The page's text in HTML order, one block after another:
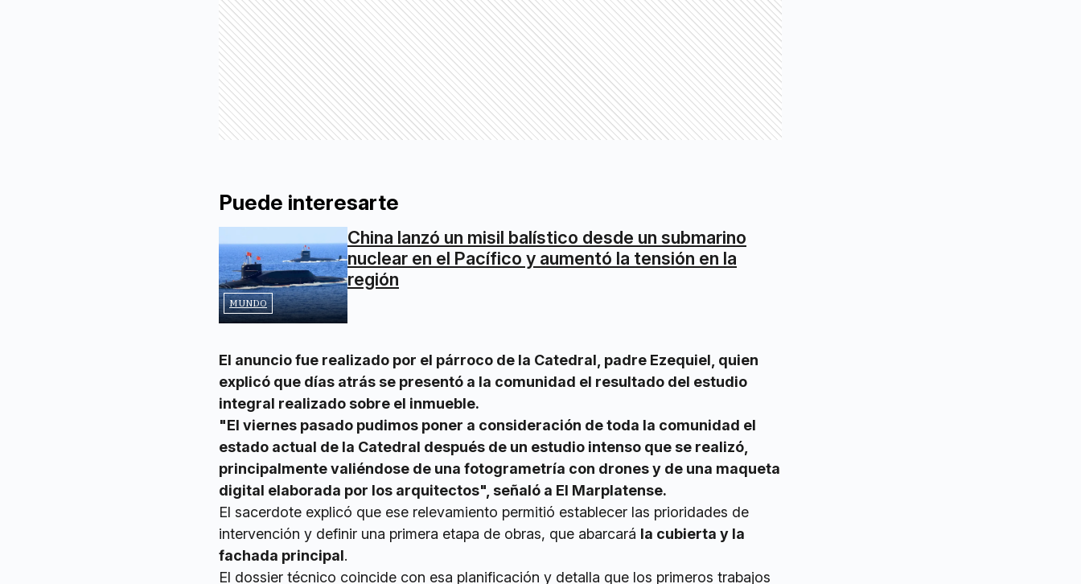
Puede interesarte
MUNDO
China lanzó un misil balístico desde un submarino
nuclear en el Pacífico y aumentó la tensión en la
región
El anuncio fue realizado por el párroco de la Catedral, padre Ezequiel, quien
explicó que días atrás se presentó a la comunidad el resultado del estudio
integral realizado sobre el inmueble.
"El viernes pasado pudimos poner a consideración de toda la comunidad el
estado actual de la Catedral después de un estudio intenso que se realizó,
principalmente valiéndose de una fotogrametría con drones y de una maqueta
digital elaborada por los arquitectos", señaló a El Marplatense.
El sacerdote explicó que ese relevamiento permitió establecer las prioridades de
intervención y definir una primera etapa de obras, que abarcará la cubierta y la
fachada principal.
El dossier técnico coincide con esa planificación y detalla que los primeros trabajos